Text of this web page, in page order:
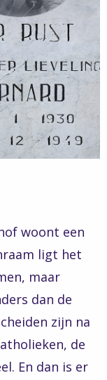
woont een
ligt het
maar
dan de
zijn na
de
En dan is er